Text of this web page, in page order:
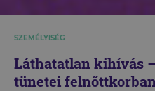
SZEMÉLYISÉG
Láthatatlan kihívás
tünetei